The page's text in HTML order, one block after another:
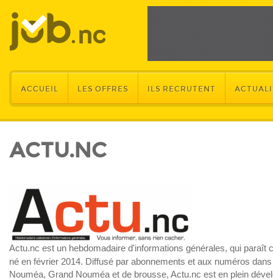
ACCUEIL LES OFFRES ILS RECRUTENT
ACTU.NC
Actu.nc est un hebdomadaire d'informations générales, qui paraît
né en février 2014. Diffusé par abonnements et aux numéros
Nouméa, Grand Nouméa et de brousse, Actu.nc est en plein